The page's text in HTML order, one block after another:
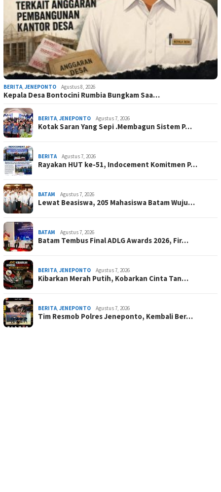
BERITA, JENEPONTO Agustus 8, 2026
Kepala Desa Bontocini Rumbia Bungkam Saa…
BERITA, JENEPONTO Agustus 7, 2026
Kotak Saran Yang Sepi .Membagun Sistem P…
BERITA Agustus 7, 2026
Rayakan HUT ke-51, Indocement Komitmen P…
BATAM Agustus 7, 2026
Lewat Beasiswa, 205 Mahasiswa Batam Wuju…
BATAM Agustus 7, 2026
Batam Tembus Final ADLG Awards 2026, Fir…
BERITA, JENEPONTO Agustus 7, 2026
Kibarkan Merah Putih, Kobarkan Cinta Tan…
BERITA, JENEPONTO Agustus 7, 2026
Tim Resmob Polres Jeneponto, Kembali Ber…